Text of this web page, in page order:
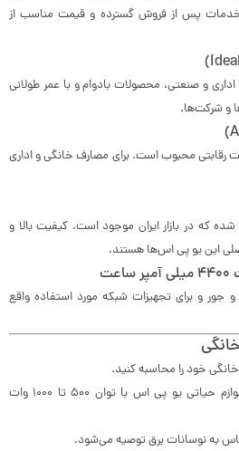
خدمات پس از فروش گسترده و قیمت مناسب از
و صنعتی، محصولات بادوام و با عمر طولانی
و شرکت‌ها.
رقابتی محبوب است. برای مصارف خانگی و اداری
شده که در بازار ایران موجود است. کیفیت بالا و
این یو پی اس‌ها هستند.
جور و برای تجهیزات شبکه مورد استفاده واقع
خود را محاسبه کنید.
برای تلویزیون، مودم، کامپیوتر و لوازم حیاتی یو پی اس با توان ۵۰۰ تا ۱۰۰۰ وات
به نوسانات برق توصیه می‌شود.